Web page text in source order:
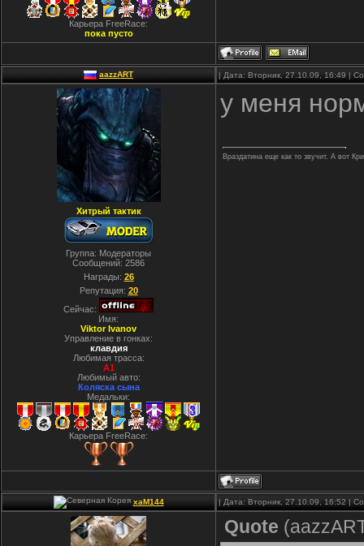
Карьера FreeRace:
пока пусто
aazzART | Дата: Вторник, 27.10.09, 16:49 |
Хитрый тактик
Группа: Модераторы
Сообщений: 2586
Награды: 26
Репутация: 20
Сейчас:
Имя:
Viktor Ivanov
Управление в гонках:
клавдия
Любимая трасса:
A1
Любимый авто:
Коляска сына
Медальки:
Карьера FreeRace:
у меня
Враздатина еще как то звучит. А вот
xaM144 | Дата: Вторник, 27.10.09, 16:52 |
Quote (